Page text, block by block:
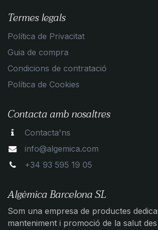
Termes legals
Política de Privacitat
Guia de compra
Condicions de contratació
Política de Cookies
Contacta amb nosaltres
Contacta'ns
info@algemica.com
+34 93 595 19 05
Algèmica Barcelona SL
Som una empresa de productes
manteniment i promoció de la salut des